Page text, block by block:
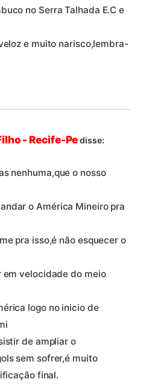
no Serra Talhada E.C e
e muito narisco,lembra-
- Recife-Pedisse:
nenhuma,que o nosso
o América Mineiro pra
pra isso,é não esquecer o
em velocidade do meio
logo no inicio de
de ampliar o
sem sofrer,é muito
final.